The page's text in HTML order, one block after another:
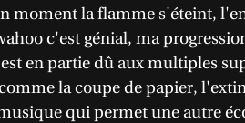
moment la flamme s'éteint,
c'est génial, ma
en partie dû aux multiples
la coupe de papier,
qui permet une autre